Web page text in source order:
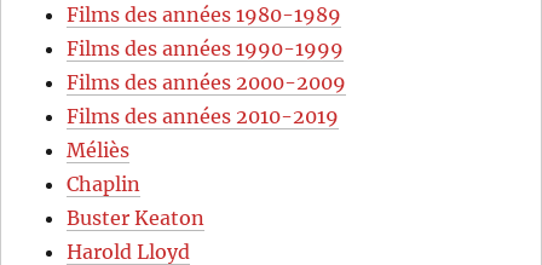
Films des années 1980-1989
Films des années 1990-1999
Films des années 2000-2009
Films des années 2010-2019
Méliès
Chaplin
Buster Keaton
Harold Lloyd